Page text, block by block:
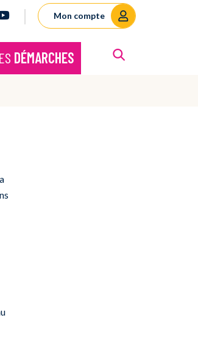
le compte Facebook
vers le compte Instagram
Lien vers la chaîne Youtube
Mon compte
DÉMARCHES